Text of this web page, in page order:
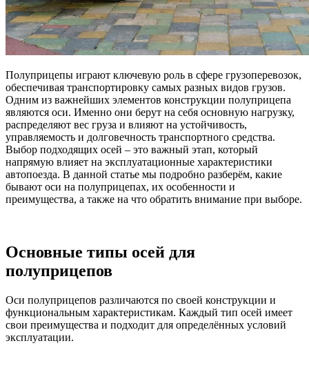
Полуприцепы играют ключевую роль в сфере грузоперевозок,
обеспечивая транспортировку самых разных видов грузов.
Одним из важнейших элементов конструкции полуприцепа
являются оси. Именно они берут на себя основную нагрузку,
распределяют вес груза и влияют на устойчивость,
управляемость и долговечность транспортного средства.
Выбор подходящих осей – это важный этап, который
напрямую влияет на эксплуатационные характеристики
автопоезда. В данной статье мы подробно разберём, какие
бывают оси на полуприцепах, их особенности и
преимущества, а также на что обратить внимание при выборе.
Основные типы осей для
полуприцепов
Оси полуприцепов различаются по своей конструкции и
функциональным характеристикам. Каждый тип осей имеет
свои преимущества и подходит для определённых условий
эксплуатации.